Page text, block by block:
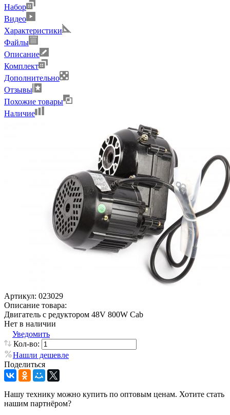
Набор
Видео
Характеристики
Файлы
Описание
Комплект
Дополнительно
Отзывы
Похожие товары
Наличие
Артикул: 023029
Описание товара:
Двигатель с редуктором 48V 800W Cab
Нет в наличии
Уведомить
Кол-во:
Нашли дешевле
Поделиться
Нашу технику можно купить по оптовым ценам. Хотите стать
нашим партнёром?